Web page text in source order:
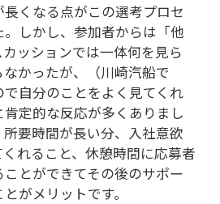
くなる点がこの選考プロセ
しかし、参加者からは「他
ッションでは一体何を見ら
かったが、（川崎汽船で
自分のことをよく見てくれ
定的な反応が多くありまし
要時間が長い分、入社意欲
れること、休憩時間に応募者
とができてその後のサポー
がメリットです。